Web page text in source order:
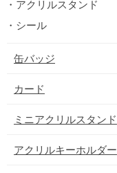
・アクリルスタンド
・シール
缶バッジ
カード
ミニアクリルスタンド
アクリルキーホルダー